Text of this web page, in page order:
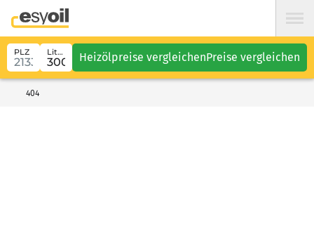
PLZ Liter Heizölpreise vergleichenPreise vergleichen
404